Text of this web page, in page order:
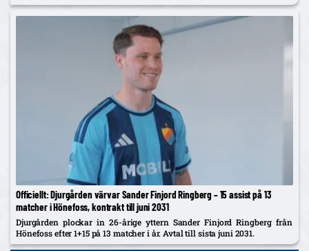
Officiellt: Djurgården värvar Sander Finjord Ringberg – 15 assist på 13
matcher i Hönefoss, kontrakt till juni 2031
Djurgården plockar in 26-årige yttern Sander Finjord Ringberg från
Hönefoss efter 1+15 på 13 matcher i år. Avtal till sista juni 2031.